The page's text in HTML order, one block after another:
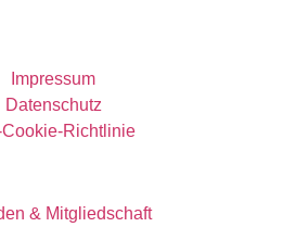
Impressum
Datenschutz
Cookie-Richtlinie
& Mitgliedschaft